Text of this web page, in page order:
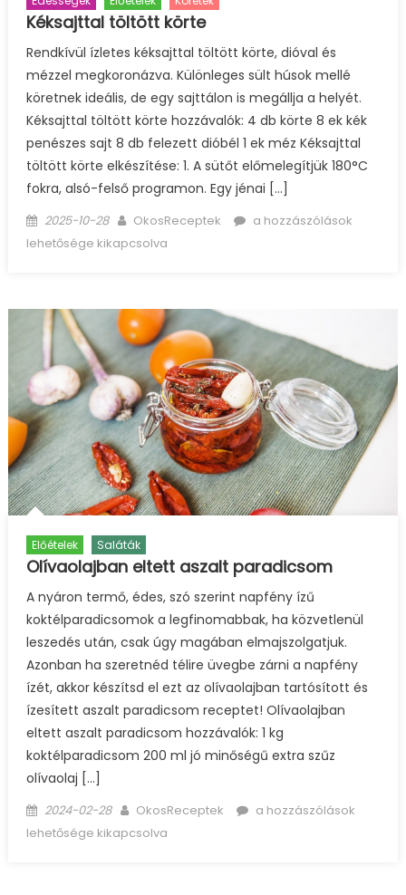
Kéksajttal töltött körte
Rendkívül ízletes kéksajttal töltött körte, dióval és
mézzel megkoronázva. Különleges sült húsok mellé
köretnek ideális, de egy sajttálon is megállja a helyét.
Kéksajttal töltött körte hozzávalók: 4 db körte 8 ek kék
penészes sajt 8 db felezett dióbél 1 ek méz Kéksajttal
töltött körte elkészítése: 1. A sütőt előmelegítjük 180°C
fokra, alsó-felső programon. Egy jénai […]
Posted
on
2025-10-28 Author
OkosReceptek
Kéksajttal
a hozzászólások
lehetősége kikapcsolva
Előételek Saláták
Olívaolajban eltett aszalt paradicsom
A nyáron termő, édes, szó szerint napfény ízű
koktélparadicsomok a legfinomabbak, ha közvetlenül
leszedés után, csak úgy magában elmajszolgatjuk.
Azonban ha szeretnéd télire üvegbe zárni a napfény
ízét, akkor készítsd el ezt az olívaolajban tartósított és
ízesített aszalt paradicsom receptet! Olívaolajban
eltett aszalt paradicsom hozzávalók: 1 kg
koktélparadicsom 200 ml jó minőségű extra szűz
olívaolaj […]
Posted
on
2024-02-28 Author
OkosReceptek
Olívaolajban
a hozzászólások
lehetősége kikapcsolva